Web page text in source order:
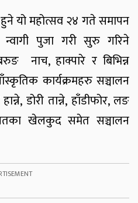
यो महोत्सव २४ गते समापन
पुजा गरी सुरु गरिने
नाच, हाक्पारे र बिभिन्न
कार्यक्रमहरु सञ्चालन
डोरी तान्ने, हाँडीफोर, लङ
खेलकुद समेत सञ्चालन